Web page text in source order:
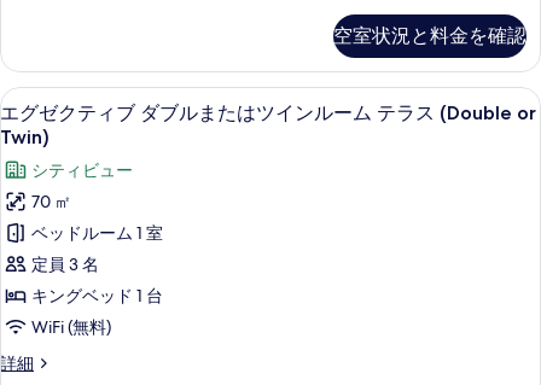
す
べ
て
の
写
真
を
表
示
す
の
詳
細
イ
ン
ル
ー
ム
バ
ル
コ
ニ
(Double
ダ
ブ
ル
ま
は
ツ
イ
ン
ル
ム
バ
コ
空室状況と料金を確認
エ
グ
ゼ
ク
テ
ィ
ブ
ダ
ブ
エグゼクティブ ダブルまたはツイン
8
エグゼクティブ ダブルまたはツインルーム テラス (Double or
Twin)
シティビュー
70 ㎡
ベッドルーム 1 室
定員 3 名
キングベッド 1 台
WiFi (無料)
詳細
エ